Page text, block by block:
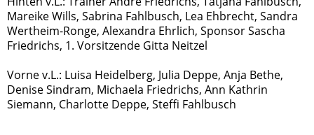
Mareike Wills, Sabrina Fahlbusch, Lea Ehbrecht, Sandra
Wertheim-Ronge, Alexandra Ehrlich, Sponsor Sascha
Friedrichs, 1. Vorsitzende Gitta Neitzel
Vorne v.L.: Luisa Heidelberg, Julia Deppe, Anja Bethe,
Denise Sindram, Michaela Friedrichs, Ann Kathrin
Siemann, Charlotte Deppe, Steffi Fahlbusch